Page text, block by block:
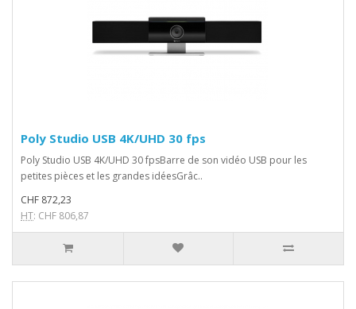
Poly Studio USB 4K/UHD 30 fps
Poly Studio USB 4K/UHD 30 fpsBarre de son vidéo USB pour les
petites pièces et les grandes idéesGrâc..
CHF 872,23
HT: CHF 806,87